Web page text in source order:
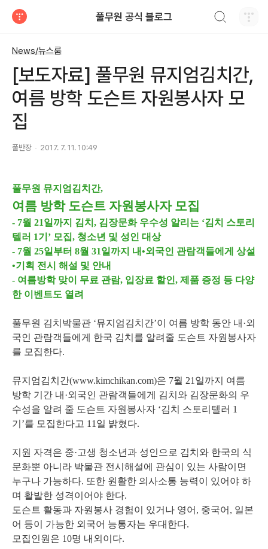
풀무원 공식 블로그
News/뉴스룸
[보도자료] 풀무원 뮤지엄김치간,
여름 방학 도슨트 자원봉사자 모
집
풀반장 2017. 7. 11. 10:49
풀무원 뮤지엄김치간,
여름 방학 도슨트 자원봉사자 모집
- 7월 21일까지 김치, 김장문화 우수성 알리는 ‘김치 스토리
텔러 1기’ 모집, 청소년 및 성인 대상
- 7월 25일부터 8월 31일까지 내•외국인 관람객들에게 상설
•기획 전시 해설 및 안내
- 여름방학 맞이 무료 관람, 입장료 할인, 제품 증정 등 다양
한 이벤트도 열려
풀무원 김치박물관 ‘뮤지엄김치간’이 여름 방학 동안 내·외
국인 관람객들에게 한국 김치를 알려줄 도슨트 자원봉사자
를 모집한다.
뮤지엄김치간(www.kimchikan.com)은 7월 21일까지 여름
방학 기간 내·외국인 관람객들에게 김치와 김장문화의 우
수성을 알려 줄 도슨트 자원봉사자 ‘김치 스토리텔러 1
기’를 모집한다고 11일 밝혔다.
지원 자격은 중·고생 청소년과 성인으로 김치와 한국의 식
문화뿐 아니라 박물관 전시해설에 관심이 있는 사람이면
누구나 가능하다. 또한 원활한 의사소통 능력이 있어야 하
며 활발한 성격이어야 한다.
도슨트 활동과 자원봉사 경험이 있거나 영어, 중국어, 일본
어 등이 가능한 외국어 능통자는 우대한다.
모집인원은 10명 내외이다.